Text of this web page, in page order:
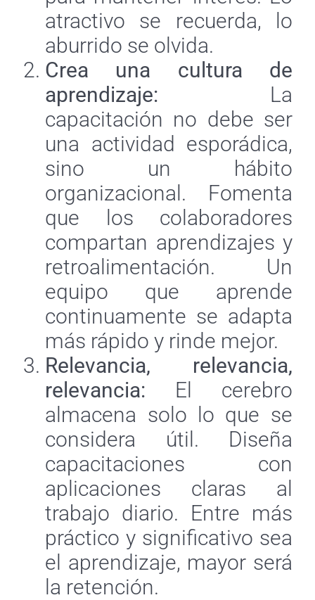
atractivo se recuerda, lo
aburrido se olvida.
Crea una cultura de
aprendizaje: La
capacitación no debe ser
una actividad esporádica,
sino un hábito
organizacional. Fomenta
que los colaboradores
compartan aprendizajes y
retroalimentación. Un
equipo que aprende
continuamente se adapta
más rápido y rinde mejor.
Relevancia, relevancia,
relevancia: El cerebro
almacena solo lo que se
considera útil. Diseña
capacitaciones con
aplicaciones claras al
trabajo diario. Entre más
práctico y significativo sea
el aprendizaje, mayor será
la retención.